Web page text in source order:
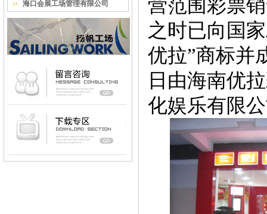
海口会展工场管理有限公司
营范围彩票
之时已向国
优拉”商标并
日由海南优
化娱乐有限